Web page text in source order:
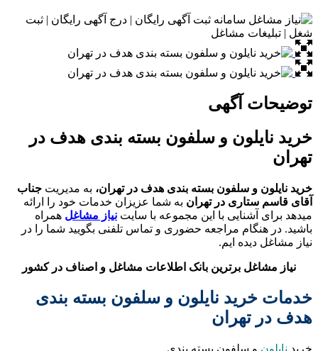
توضیحات آگهی
خرید نایلون و سلفون بسته بندی هدف در
تهران
خرید نایلون و سلفون بسته بندی هدف در تهران، به مدیریت جناب
آقای قاسم ستاری در تهران به شما عزیزان خدمات خود را ارائه
میدهد برای آشنایی با این مجموعه با سایت نیاز مشاغلهمراه
باشید. در هنگام مراجعه حضوری و تماس تلفنی بگویید شما را در
نیاز مشاغل دیده ایم.
نیاز مشاغل برترین بانک اطلاعات مشاغل و اصناف در کشور
خدمات خرید نایلون و سلفون بسته بندی
هدف در تهران
خرید نایلونو سلفون بسته بندی